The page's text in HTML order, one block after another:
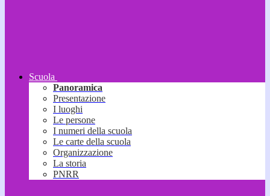
Scuola
Panoramica
Presentazione
I luoghi
Le persone
I numeri della scuola
Le carte della scuola
Organizzazione
La storia
PNRR